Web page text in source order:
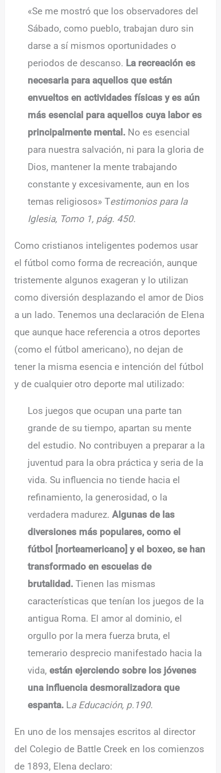
«Se me mostró que los observadores del
Sábado, como pueblo, trabajan duro sin
darse a sí mismos oportunidades o
periodos de descanso. La recreación es
necesaria para aquellos que están
envueltos en actividades físicas y es aún
más esencial para aquellos cuya labor es
principalmente mental. No es esencial
para nuestra salvación, ni para la gloria de
Dios, mantener la mente trabajando
constante y excesivamente, aun en los
temas religiosos» Testimonios para la
Iglesia, Tomo 1, pág. 450.
Como cristianos inteligentes podemos usar
el fútbol como forma de recreación, aunque
tristemente algunos exageran y lo utilizan
como diversión desplazando el amor de Dios
a un lado. Tenemos una declaración de Elena
que aunque hace referencia a otros deportes
(como el fútbol americano), no dejan de
tener la misma esencia e intención del fútbol
y de cualquier otro deporte mal utilizado:
Los juegos que ocupan una parte tan
grande de su tiempo, apartan su mente
del estudio. No contribuyen a preparar a la
juventud para la obra práctica y seria de la
vida. Su influencia no tiende hacia el
refinamiento, la generosidad, o la
verdadera madurez.Algunas de las
diversiones más populares, como el
fútbol [norteamericano] y el boxeo, se han
transformado en escuelas de
brutalidad. Tienen las mismas
características que tenían los juegos de la
antigua Roma. El amor al dominio, el
orgullo por la mera fuerza bruta, el
temerario desprecio manifestado hacia la
vida,están ejerciendo sobre los jóvenes
una influencia desmoralizadora que
espanta. La Educación, p.190.
En uno de los mensajes escritos al director
del Colegio de Battle Creek en los comienzos
de 1893, Elena declaro: